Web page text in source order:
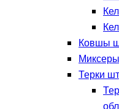
Ковшы
Терки